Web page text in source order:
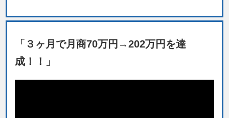
「３ヶ月で月商70万円→202万円を達
成！！」